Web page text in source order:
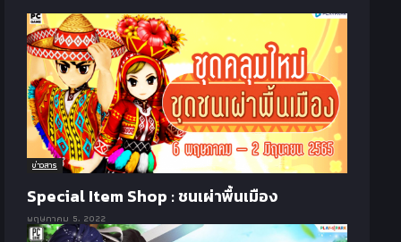
ข่าวสาร
Special Item Shop : ชนเผ่าพื้นเมือง
พฤษภาคม 5, 2022